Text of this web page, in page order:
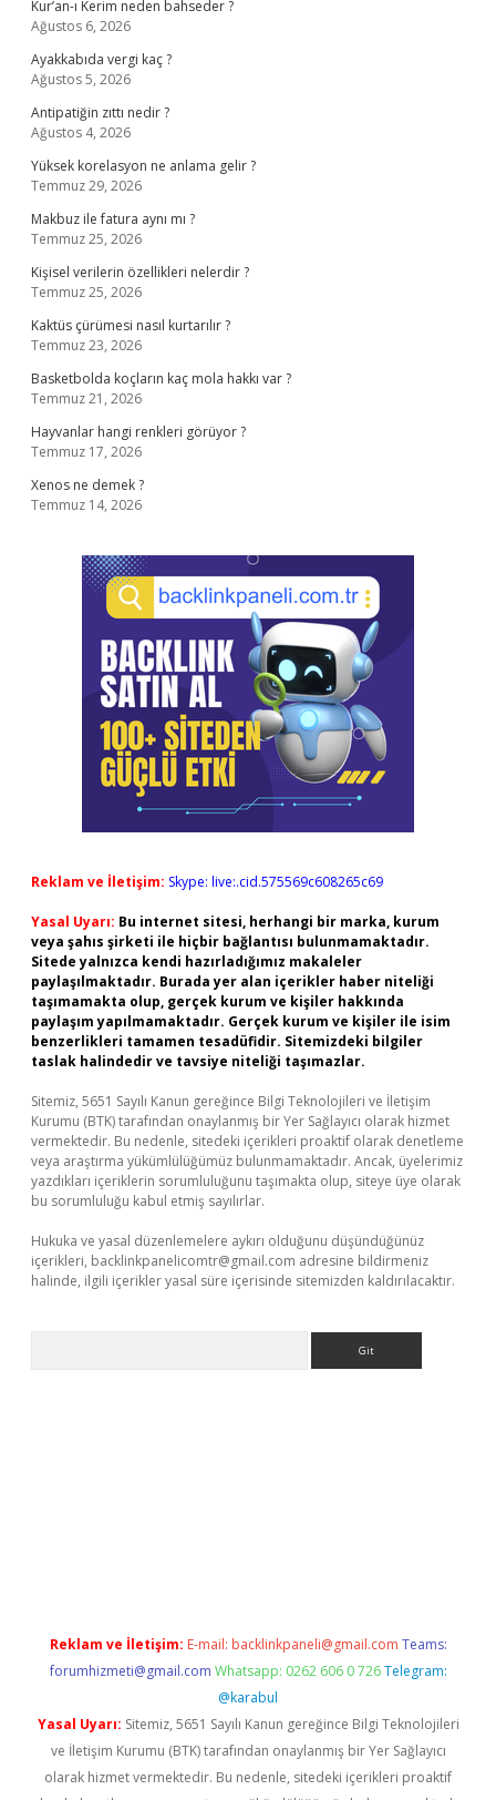
Kur’an-ı Kerim neden bahseder ?
Ağustos 6, 2026
Ayakkabıda vergi kaç ?
Ağustos 5, 2026
Antipatiğin zıttı nedir ?
Ağustos 4, 2026
Yüksek korelasyon ne anlama gelir ?
Temmuz 29, 2026
Makbuz ile fatura aynı mı ?
Temmuz 25, 2026
Kişisel verilerin özellikleri nelerdir ?
Temmuz 25, 2026
Kaktüs çürümesi nasıl kurtarılır ?
Temmuz 23, 2026
Basketbolda koçların kaç mola hakkı var ?
Temmuz 21, 2026
Hayvanlar hangi renkleri görüyor ?
Temmuz 17, 2026
Xenos ne demek ?
Temmuz 14, 2026
Reklam ve İletişim: Skype: live:.cid.575569c608265c69
Yasal Uyarı: Bu internet sitesi, herhangi bir marka, kurum
veya şahıs şirketi ile hiçbir bağlantısı bulunmamaktadır.
Sitede yalnızca kendi hazırladığımız makaleler
paylaşılmaktadır. Burada yer alan içerikler haber niteliği
taşımamakta olup, gerçek kurum ve kişiler hakkında
paylaşım yapılmamaktadır. Gerçek kurum ve kişiler ile isim
benzerlikleri tamamen tesadüfidir. Sitemizdeki bilgiler
taslak halindedir ve tavsiye niteliği taşımazlar.
Sitemiz, 5651 Sayılı Kanun gereğince Bilgi Teknolojileri ve İletişim
Kurumu (BTK) tarafından onaylanmış bir Yer Sağlayıcı olarak hizmet
vermektedir. Bu nedenle, sitedeki içerikleri proaktif olarak denetleme
veya araştırma yükümlülüğümüz bulunmamaktadır. Ancak, üyelerimiz
yazdıkları içeriklerin sorumluluğunu taşımakta olup, siteye üye olarak
bu sorumluluğu kabul etmiş sayılırlar.
Hukuka ve yasal düzenlemelere aykırı olduğunu düşündüğünüz
içerikleri, backlinkpanelicomtr@gmail.com adresine bildirmeniz
halinde, ilgili içerikler yasal süre içerisinde sitemizden kaldırılacaktır.
Reklam ve İletişim: E-mail: backlinkpaneli@gmail.com Teams:
forumhizmeti@gmail.com Whatsapp: 0262 606 0 726 Telegram:
@karabul
Yasal Uyarı: Sitemiz, 5651 Sayılı Kanun gereğince Bilgi Teknolojileri
ve İletişim Kurumu (BTK) tarafından onaylanmış bir Yer Sağlayıcı
olarak hizmet vermektedir. Bu nedenle, sitedeki içerikleri proaktif